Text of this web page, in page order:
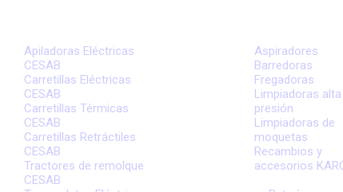
Apiladoras Eléctricas
CESAB
Carretillas Eléctricas
CESAB
Carretillas Térmicas
CESAB
Carretillas Retráctiles
CESAB
Tractores de remolque
CESAB
Aspiradores
Barredoras
Fregadoras
Limpiadoras alta
presión
Limpiadoras de
moquetas
Recambios y
accesorios